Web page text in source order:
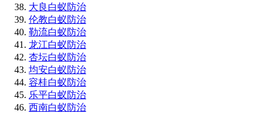
大良白蚁防治
伦教白蚁防治
勒流白蚁防治
龙江白蚁防治
杏坛白蚁防治
均安白蚁防治
容桂白蚁防治
乐平白蚁防治
西南白蚁防治